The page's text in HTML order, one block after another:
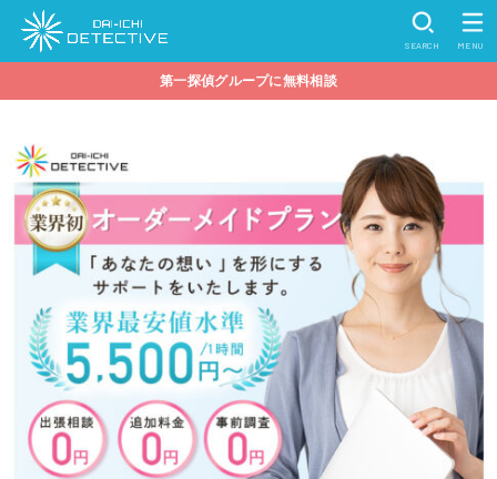
SEARCH MENU
第一探偵グループに無料相談